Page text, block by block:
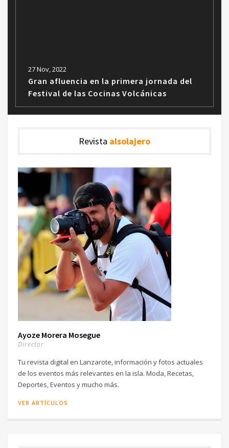
27 Nov, 2022
Gran afluencia en la primera jornada del
Festival de las Cocinas Volcánicas
Revista alsolajero
Ayoze Morera Mosegue
Director
Tu revista digital en Lanzarote, información y fotos actuales
de los eventos más relevantes en la isla. Moda, Recetas,
Deportes, Eventos y mucho más.
VER ARTÍCULOS